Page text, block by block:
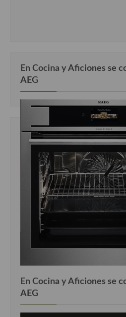
En Cocina y Aficiones se
AEG
En Cocina y Aficiones se
AEG